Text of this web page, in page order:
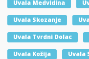
Uvala Medvidina
Uvala Skozanje
Uvala Tvrdni Dolac
Uvala Kožija Uvala